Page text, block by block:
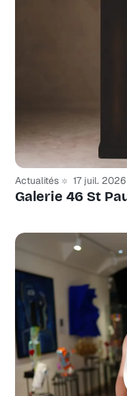
Actualités 17 juil. 2026
Galerie 46 St